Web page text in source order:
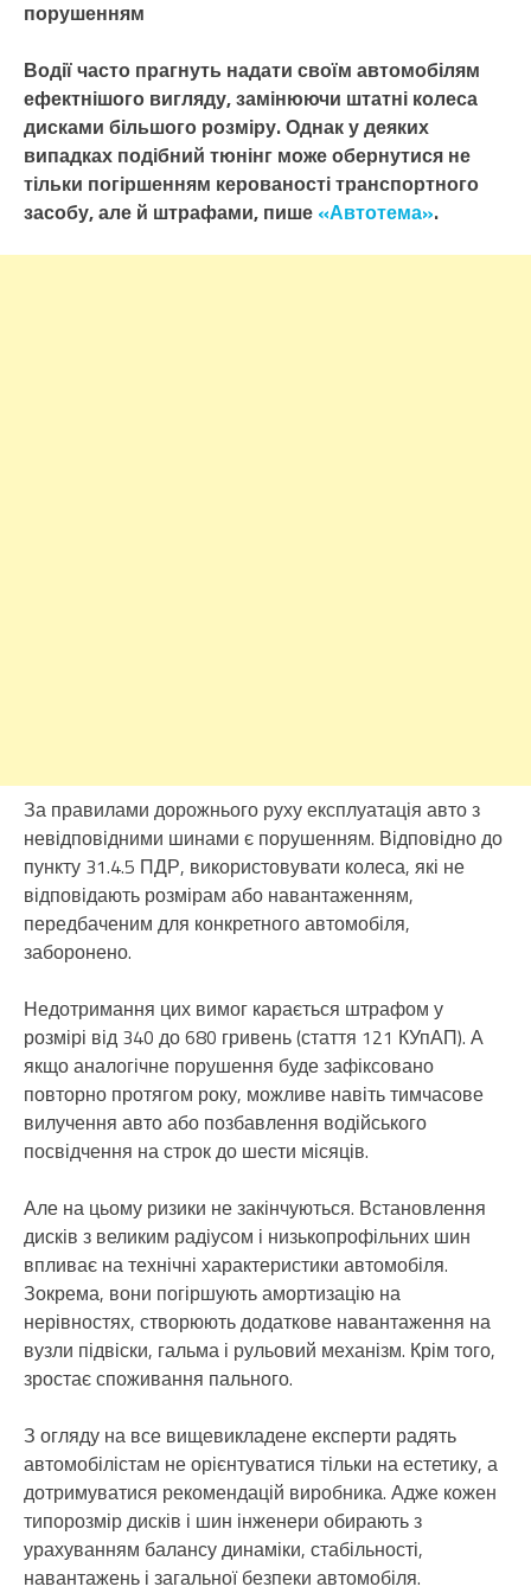
порушенням
Водії часто прагнуть надати своїм автомобілям
ефектнішого вигляду, замінюючи штатні колеса
дисками більшого розміру. Однак у деяких
випадках подібний тюнінг може обернутися не
тільки погіршенням керованості транспортного
засобу, але й штрафами, пише «Автотема».
За правилами дорожнього руху експлуатація авто з
невідповідними шинами є порушенням. Відповідно до
пункту 31.4.5 ПДР, використовувати колеса, які не
відповідають розмірам або навантаженням,
передбаченим для конкретного автомобіля,
заборонено.
Недотримання цих вимог карається штрафом у
розмірі від 340 до 680 гривень (стаття 121 КУпАП). А
якщо аналогічне порушення буде зафіксовано
повторно протягом року, можливе навіть тимчасове
вилучення авто або позбавлення водійського
посвідчення на строк до шести місяців.
Але на цьому ризики не закінчуються. Встановлення
дисків з великим радіусом і низькопрофільних шин
впливає на технічні характеристики автомобіля.
Зокрема, вони погіршують амортизацію на
нерівностях, створюють додаткове навантаження на
вузли підвіски, гальма і рульовий механізм. Крім того,
зростає споживання пального.
З огляду на все вищевикладене експерти радять
автомобілістам не орієнтуватися тільки на естетику, а
дотримуватися рекомендацій виробника. Адже кожен
типорозмір дисків і шин інженери обирають з
урахуванням балансу динаміки, стабільності,
навантажень і загальної безпеки автомобіля.